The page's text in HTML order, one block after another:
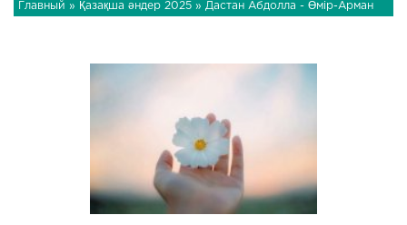
Главный » Қазақша әндер 2025 » Дастан Абдолла - Өмір-Арман